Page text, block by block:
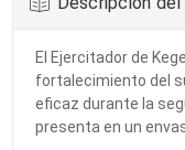
El Ejercitador de
fortalecimiento del
eficaz durante la
presenta en un